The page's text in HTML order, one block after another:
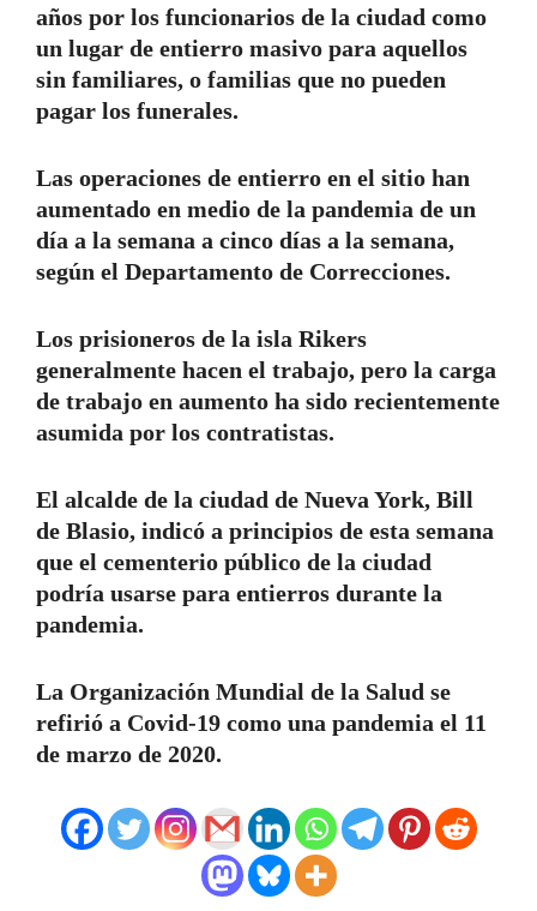
años por los funcionarios de la ciudad como
un lugar de entierro masivo para aquellos
sin familiares, o familias que no pueden
pagar los funerales.
Las operaciones de entierro en el sitio han
aumentado en medio de la pandemia de un
día a la semana a cinco días a la semana,
según el Departamento de Correcciones.
Los prisioneros de la isla Rikers
generalmente hacen el trabajo, pero la carga
de trabajo en aumento ha sido recientemente
asumida por los contratistas.
El alcalde de la ciudad de Nueva York, Bill
de Blasio, indicó a principios de esta semana
que el cementerio público de la ciudad
podría usarse para entierros durante la
pandemia.
La Organización Mundial de la Salud se
refirió a Covid-19 como una pandemia el 11
de marzo de 2020.